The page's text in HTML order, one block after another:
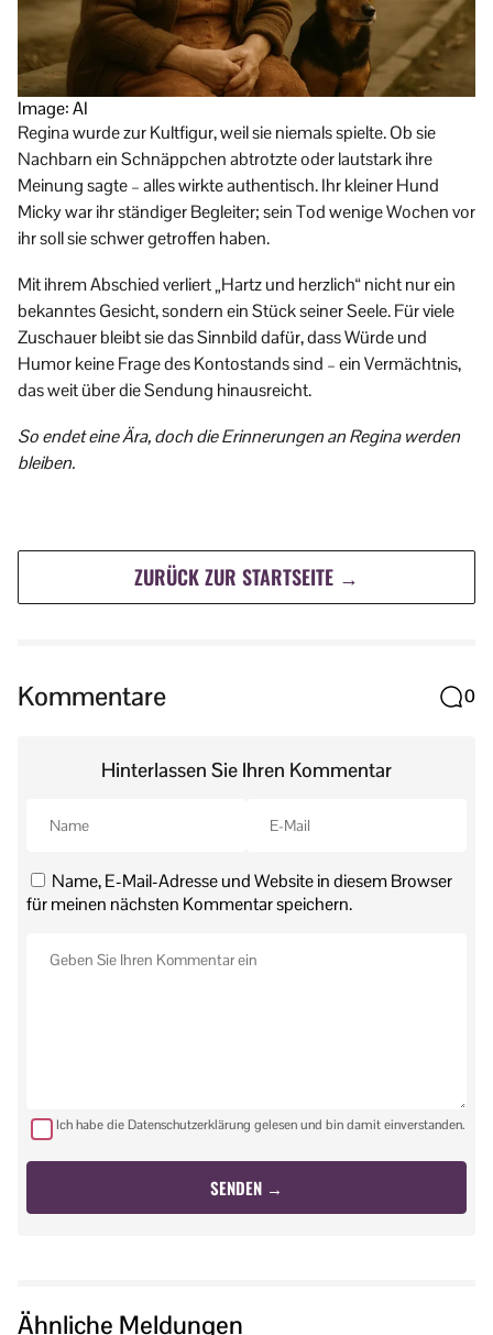
Image: AI
Regina wurde zur Kultfigur, weil sie niemals spielte. Ob sie
Nachbarn ein Schnäppchen abtrotzte oder lautstark ihre
Meinung sagte – alles wirkte authentisch. Ihr kleiner Hund
Micky war ihr ständiger Begleiter; sein Tod wenige Wochen vor
ihr soll sie schwer getroffen haben.
Mit ihrem Abschied verliert „Hartz und herzlich“ nicht nur ein
bekanntes Gesicht, sondern ein Stück seiner Seele. Für viele
Zuschauer bleibt sie das Sinnbild dafür, dass Würde und
Humor keine Frage des Kontostands sind – ein Vermächtnis,
das weit über die Sendung hinausreicht.
So endet eine Ära, doch die Erinnerungen an Regina werden
bleiben.
ZURÜCK ZUR STARTSEITE →
Kommentare 0
Hinterlassen Sie Ihren Kommentar
Name, E-Mail-Adresse und Website in diesem Browser
für meinen nächsten Kommentar speichern.
Ich habe die Datenschutzerklärung gelesen und bin damit einverstanden.
Ähnliche Meldungen